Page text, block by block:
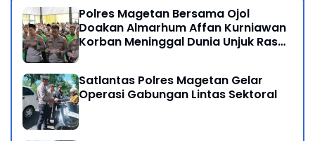
Polres Magetan Bersama Ojol
Doakan Almarhum Affan Kurniawan
Korban Meninggal Dunia Unjuk Rasa
Satlantas Polres Magetan Gelar
Operasi Gabungan Lintas Sektoral